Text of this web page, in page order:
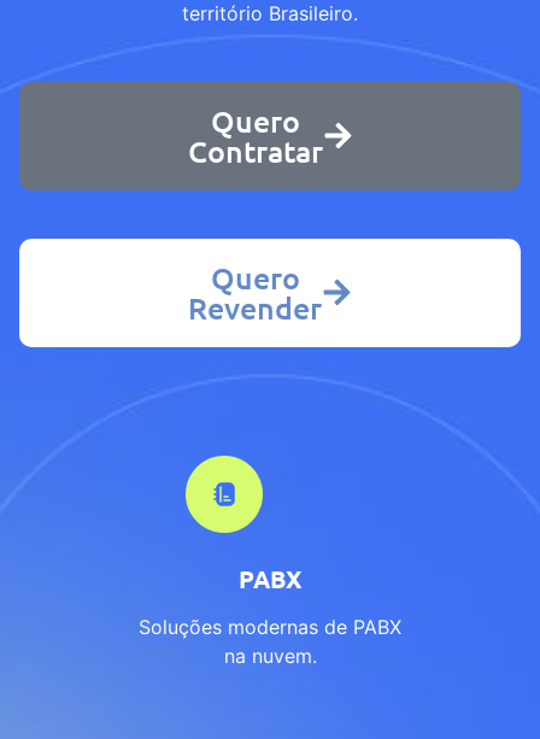
PABX
Soluções modernas de PABX
na nuvem.
território Brasileiro.
Quero
Contratar
Quero
Revender